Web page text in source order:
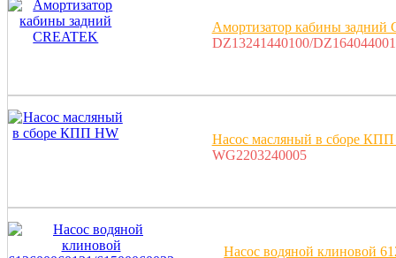
Амортизатор кабины задний
DZ13241440100/
Насос масляный в сборе
WG2203240005
Насос водяной клиновой